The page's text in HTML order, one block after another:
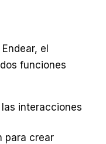
el
funciones
interacciones
para crear